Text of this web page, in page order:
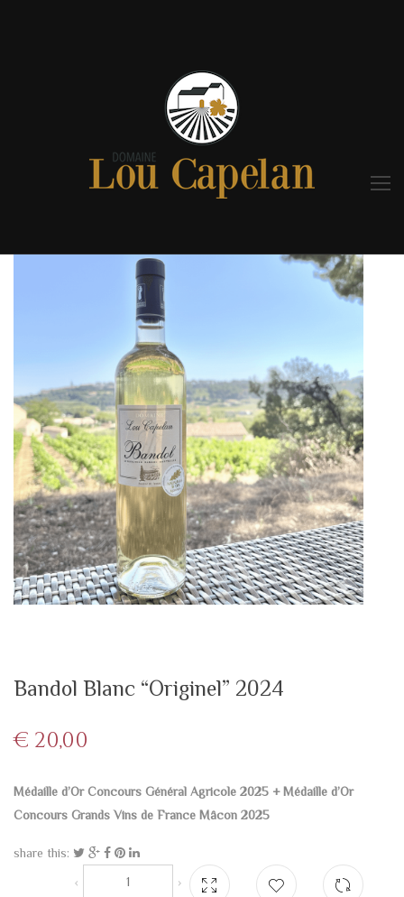
Bandol Blanc “Originel” 2024
€ 20,00
Médaille d’Or Concours Général Agricole 2025 + Médaille d’Or
Concours Grands Vins de France Mâcon 2025
share this: